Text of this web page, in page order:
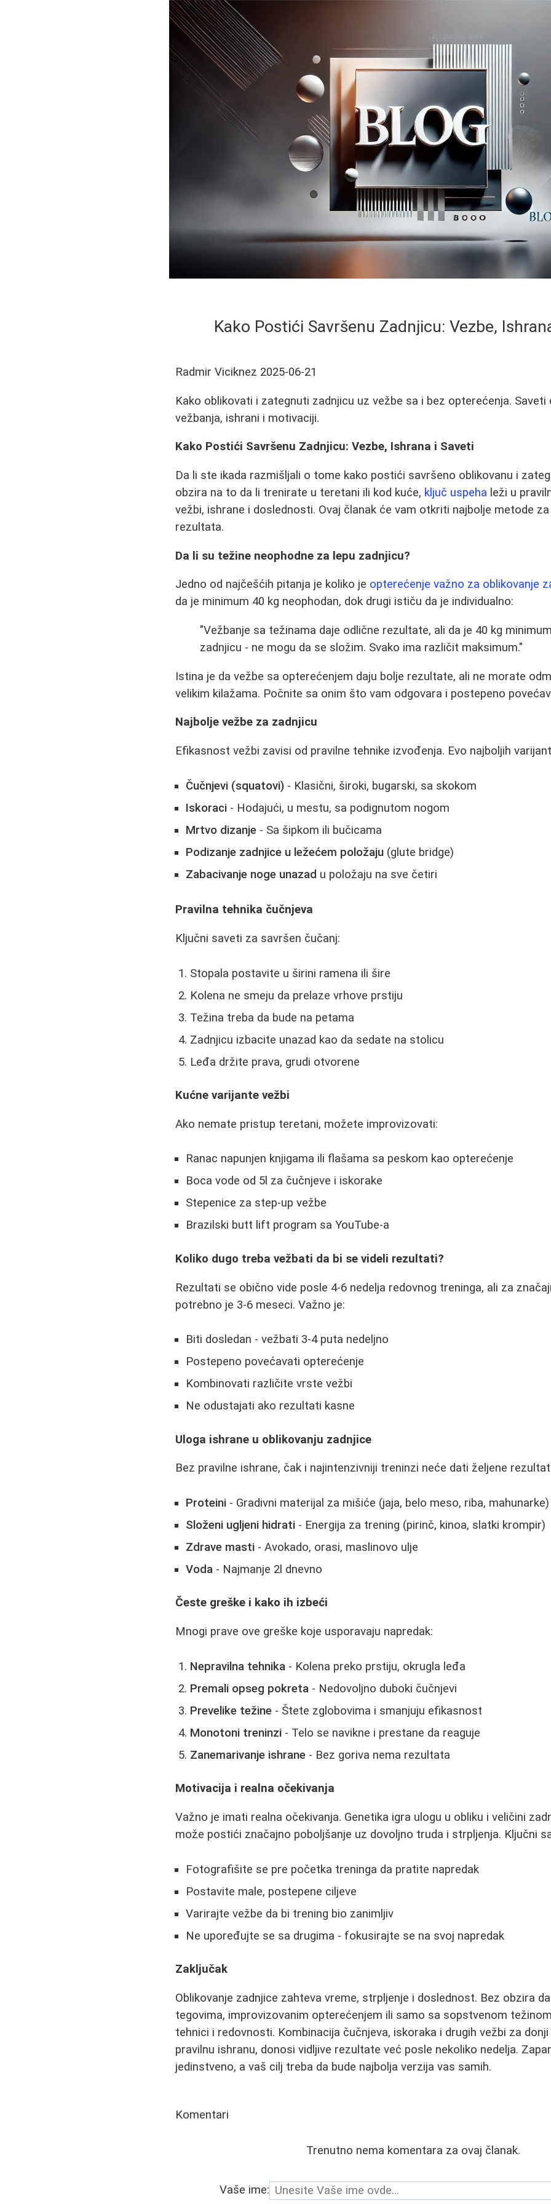
Kako Postići Savršenu Zadnjicu: Vezbe,
Radmir Viciknez 2025-06-21
Kako oblikovati i zategnuti zadnjicu uz vežbe sa i bez opterećenja.
vežbanja, ishrani i motivaciji.
Kako Postići Savršenu Zadnjicu: Vezbe, Ishrana i Saveti
Da li ste ikada razmišljali o tome kako postići savršeno oblikovanu i
obzira na to da li trenirate u teretani ili kod kuće, ključ uspeha leži u
vežbi, ishrane i doslednosti. Ovaj članak će vam otkriti najbolje metode
rezultata.
Da li su težine neophodne za lepu zadnjicu?
Jedno od najčešćih pitanja je koliko je opterećenje važno za oblikovanje
da je minimum 40 kg neophodan, dok drugi ističu da je individualno:
"Vežbanje sa težinama daje odlične rezultate, ali da je 40 kg
zadnjicu - ne mogu da se složim. Svako ima različit maksimum."
Istina je da vežbe sa opterećenjem daju bolje rezultate, ali ne morate
velikim kilažama. Počnite sa onim što vam odgovara i postepeno
Najbolje vežbe za zadnjicu
Efikasnost vežbi zavisi od pravilne tehnike izvođenja. Evo najboljih
Čučnjevi (squatovi) - Klasični, široki, bugarski, sa skokom
Iskoraci - Hodajući, u mestu, sa podignutom nogom
Mrtvo dizanje - Sa šipkom ili bučicama
Podizanje zadnjice u ležećem položaju (glute bridge)
Zabacivanje noge unazad u položaju na sve četiri
Pravilna tehnika čučnjeva
Ključni saveti za savršen čučanj:
Stopala postavite u širini ramena ili šire
Kolena ne smeju da prelaze vrhove prstiju
Težina treba da bude na petama
Zadnjicu izbacite unazad kao da sedate na stolicu
Leđa držite prava, grudi otvorene
Kućne varijante vežbi
Ako nemate pristup teretani, možete improvizovati:
Ranac napunjen knjigama ili flašama sa peskom kao opterećenje
Boca vode od 5l za čučnjeve i iskorake
Stepenice za step-up vežbe
Brazilski butt lift program sa YouTube-a
Koliko dugo treba vežbati da bi se videli rezultati?
Rezultati se obično vide posle 4-6 nedelja redovnog treninga, ali za
potrebno je 3-6 meseci. Važno je:
Biti dosledan - vežbati 3-4 puta nedeljno
Postepeno povećavati opterećenje
Kombinovati različite vrste vežbi
Ne odustajati ako rezultati kasne
Uloga ishrane u oblikovanju zadnjice
Bez pravilne ishrane, čak i najintenzivniji treninzi neće dati željene
Proteini - Gradivni materijal za mišiće (jaja, belo meso, riba, mahunarke)
Složeni ugljeni hidrati - Energija za trening (pirinč, kinoa, slatki krompir)
Zdrave masti - Avokado, orasi, maslinovo ulje
Voda - Najmanje 2l dnevno
Česte greške i kako ih izbeći
Mnogi prave ove greške koje usporavaju napredak:
Nepravilna tehnika - Kolena preko prstiju, okrugla leđa
Premali opseg pokreta - Nedovoljno duboki čučnjevi
Prevelike težine - Štete zglobovima i smanjuju efikasnost
Monotoni treninzi - Telo se navikne i prestane da reaguje
Zanemarivanje ishrane - Bez goriva nema rezultata
Motivacija i realna očekivanja
Važno je imati realna očekivanja. Genetika igra ulogu u obliku i veličini
može postići značajno poboljšanje uz dovoljno truda i strpljenja. Ključni
Fotografišite se pre početka treninga da pratite napredak
Postavite male, postepene ciljeve
Varirajte vežbe da bi trening bio zanimljiv
Ne upoređujte se sa drugima - fokusirajte se na svoj napredak
Zaključak
Oblikovanje zadnjice zahteva vreme, strpljenje i doslednost. Bez obzira
tegovima, improvizovanim opterećenjem ili samo sa sopstvenom
tehnici i redovnosti. Kombinacija čučnjeva, iskoraka i drugih vežbi za
pravilnu ishranu, donosi vidljive rezultate već posle nekoliko nedelja.
jedinstveno, a vaš cilj treba da bude najbolja verzija vas samih.
Komentari
Trenutno nema komentara za ovaj članak.
Vaše ime: